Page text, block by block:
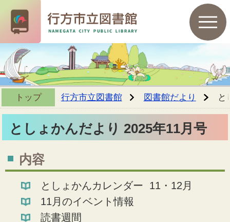
トップ 行方市立図書館 図書館だより と
としょかんだより 2025年11月号
内容
としょかんカレンダー 11・12月
11月のイベント情報
読書週間